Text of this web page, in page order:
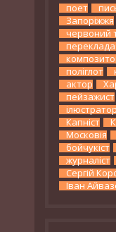
поет
Запоріжжя
червоний
поліглот
актор
пейзажист
Капніст
Московія
бойчукіст
журналіст
Сергій
Іван